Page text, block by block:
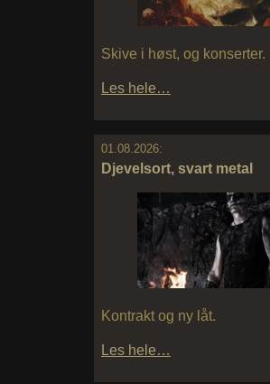
Skive i høst, og konserter.
Les hele…
01.08.2026:
Djevelsort, svart metal
Kontrakt og ny låt.
Les hele…